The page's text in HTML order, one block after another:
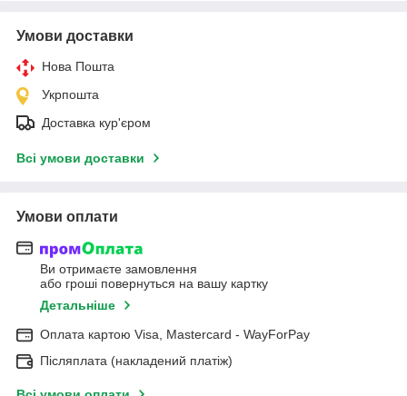
Умови доставки
Нова Пошта
Укрпошта
Доставка кур'єром
Всі умови доставки
Умови оплати
Ви отримаєте замовлення
або гроші повернуться на вашу картку
Детальніше
Оплата картою Visa, Mastercard - WayForPay
Післяплата (накладений платіж)